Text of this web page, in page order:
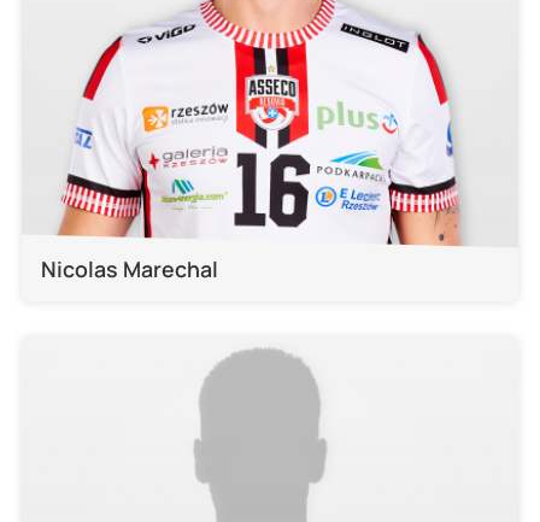
Nicolas Marechal